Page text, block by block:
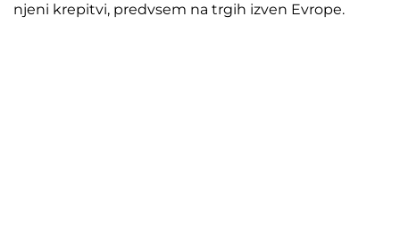
njeni krepitvi, predvsem na trgih izven Evrope.